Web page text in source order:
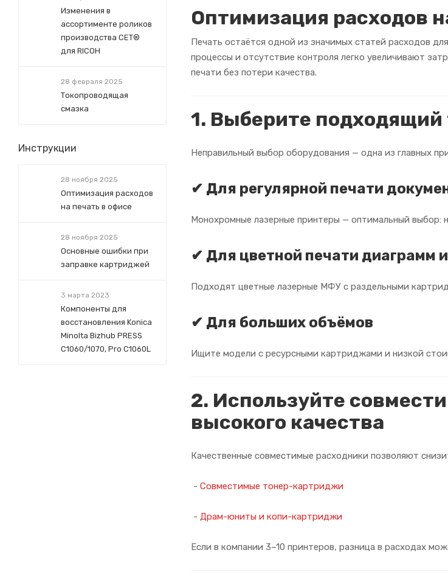
Оптимизация расходов
Печать остаётся одной из значимых статей расходов
процессы и отсутствие контроля легко увеличивают
печати без потери качества.
1. Выберите подходящий
Неправильный выбор оборудования — одна из главных
✔ Для регулярной печати
Монохромные лазерные принтеры — оптимальный выбор:
✔ Для цветной печати диаграмм
Подходят цветные лазерные МФУ с раздельными
✔ Для больших объёмов
Ищите модели с ресурсными картриджами и низкой
2. Используйте
высокого качества
Качественные совместимые расходники позволяют
- Совместимые тонер-картриджи
- Драм-юниты и копи-картриджи
Если в компании 3–10 принтеров, разница в расходах
Изменения в
ассортименте роликов
производства СЕТ®
для RICOH
28 февраля 2025
Токопроводящая
смазка
Инструкции
28 ноября 2025
Оптимизация расходов
на печать в офисе
28 ноября 2025
Основные ошибки при
заправке картриджей
3 марта 2023
Компоненты для
восстановления Konica
Minolta Bizhub PRESS
C1060/1070, Pro C1060L